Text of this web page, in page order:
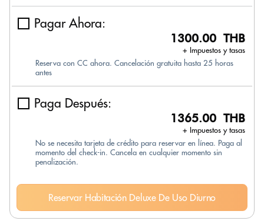
Pagar Ahora:
1300.00 THB
+ Impuestos y tasas
Reserva con CC ahora. Cancelación gratuita hasta 25 horas
antes
Paga Después:
1365.00 THB
+ Impuestos y tasas
No se necesita tarjeta de crédito para reservar en línea. Paga al
momento del check-in. Cancela en cualquier momento sin
penalización.
Reservar Habitación Deluxe De Uso Diurno